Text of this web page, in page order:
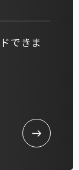
できま